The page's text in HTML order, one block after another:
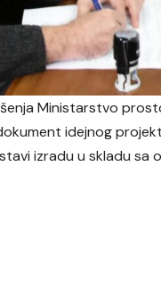
Ministarstvo
idejnog
izradu u skladu sa